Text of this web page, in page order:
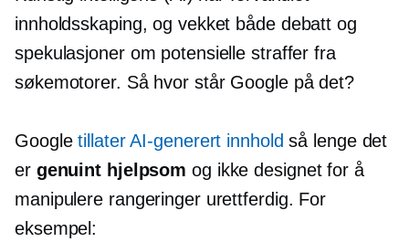
innholdsskaping, og vekket både debatt og
spekulasjoner om potensielle straffer fra
søkemotorer. Så hvor står Google på det?
GoogletillaterAI-generert innhold så lenge det
er genuint hjelpsom og ikke designet for å
manipulere rangeringer urettferdig. For
eksempel: